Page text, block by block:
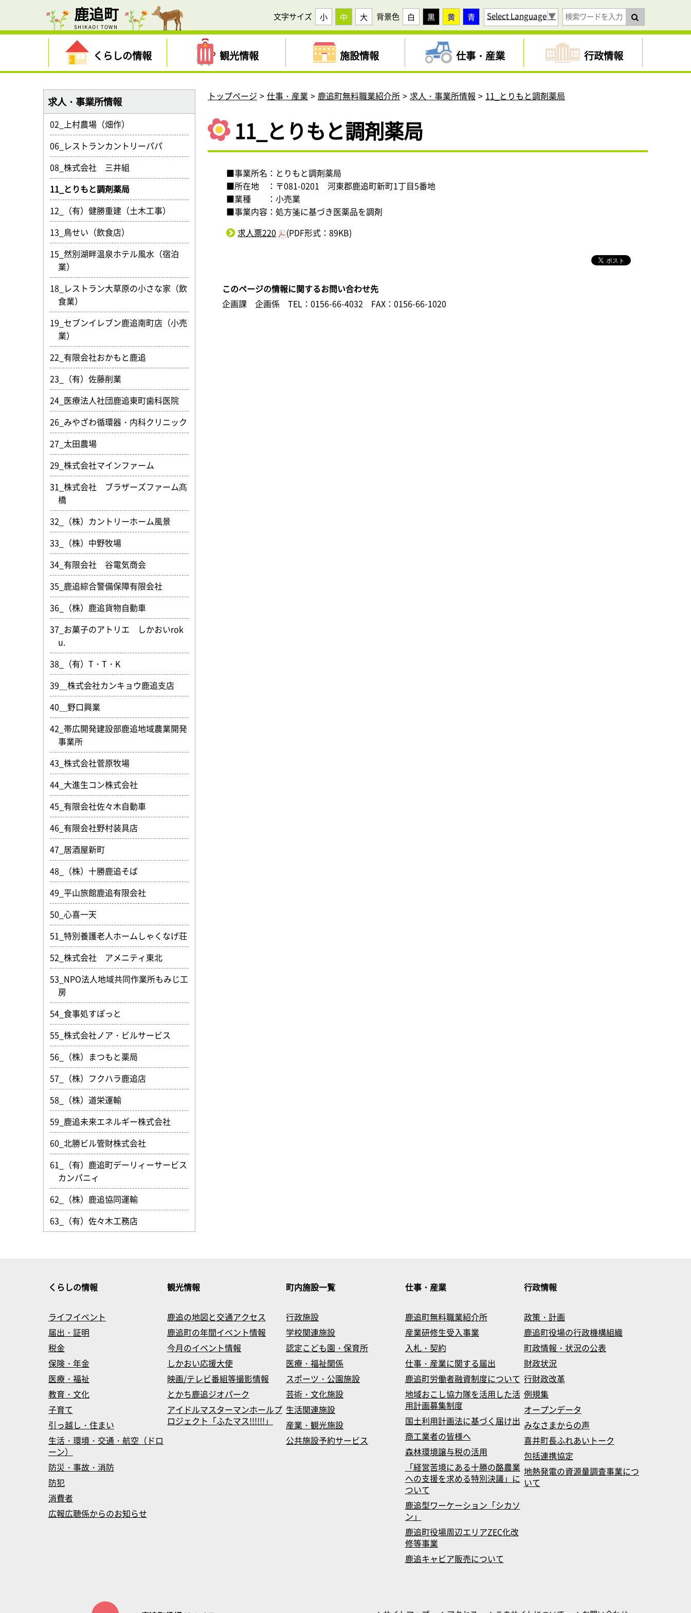
鹿追町
SHIKAOI TOWN
文字サイズ 小 中 大 背景色 白 黒 黄 青 Select Language▼
くらしの情報 観光情報 施設情報 仕事・産業 行政情報
トップページ 仕事・産業 鹿追町無料職業紹介所 求人・事業所情報 11_とりもと調剤薬局
11_とりもと調剤薬局
■事業所名：とりもと調剤薬局
■所在地 ：〒081-0201 河東郡鹿追町新町1丁目5番地
■業種 ：小売業
■事業内容：処方箋に基づき医薬品を調剤
求人票220
(PDF形式：89KB)
このページの情報に関するお問い合わせ先
企画課 企画係
TEL：0156-66-4032 FAX：0156-66-1020
求人・事業所情報
02_上村農場（畑作）
06_レストランカントリーパパ
08_株式会社 三井組
11_とりもと調剤薬局
12_（有）健勝重建（土木工事）
13_鳥せい（飲食店）
15_然別湖畔温泉ホテル風水（宿泊
業）
18_レストラン大草原の小さな家（飲
食業）
19_セブンイレブン鹿追南町店（小売
業）
22_有限会社おかもと鹿追
23_（有）佐藤削業
24_医療法人社団鹿追東町歯科医院
26_みやざわ循環器・内科クリニック
27_太田農場
29_株式会社マインファーム
31_株式会社 ブラザーズファーム髙
橋
32_（株）カントリーホーム風景
33_（株）中野牧場
34_有限会社 谷電気商会
35_鹿追綜合警備保障有限会社
36_（株）鹿追貨物自動車
37_お菓子のアトリエ しかおいrok
u.
38_（有）T・T・K
39＿株式会社カンキョウ鹿追支店
40＿野口興業
42_帯広開発建設部鹿追地域農業開発
事業所
43_株式会社菅原牧場
44_大進生コン株式会社
45_有限会社佐々木自動車
46_有限会社野村装具店
47_居酒屋新町
48_（株）十勝鹿追そば
49_平山旅館鹿追有限会社
50_心喜一天
51_特別養護老人ホームしゃくなげ荘
52_株式会社 アメニティ東北
53_NPO法人地域共同作業所もみじ工
房
54_食事処すぽっと
55_株式会社ノア・ビルサービス
56_（株）まつもと薬局
57_（株）フクハラ鹿追店
58_（株）道栄運輸
59_鹿追未来エネルギー株式会社
60_北勝ビル管財株式会社
61_（有）鹿追町デーリィーサービス
カンパニィ
62_（株）鹿追協同運輸
63_（有）佐々木工務店
くらしの情報
ライフイベント
届出・証明
税金
保険・年金
医療・福祉
教育・文化
子育て
引っ越し・住まい
生活・環境・交通・航空（ドロ
ーン）
防災・事故・消防
防犯
消費者
広報広聴係からのお知らせ
観光情報
鹿追の地図と交通アクセス
鹿追町の年間イベント情報
今月のイベント情報
しかおい応援大使
映画/テレビ番組等撮影情報
とかち鹿追ジオパーク
アイドルマスターマンホールプ
ロジェクト「ふたマス!!!!!!」
町内施設一覧
行政施設
学校関連施設
認定こども園・保育所
医療・福祉関係
スポーツ・公園施設
芸術・文化施設
生活関連施設
産業・観光施設
公共施設予約サービス
仕事・産業
鹿追町無料職業紹介所
産業研修生受入事業
入札・契約
仕事・産業に関する届出
鹿追町労働者融資制度について
地域おこし協力隊を活用した活
用計画募集制度
国土利用計画法に基づく届け出
商工業者の皆様へ
森林環境譲与税の活用
「経営苦境にある十勝の酪農業
への支援を求める特別決議」に
ついて
鹿追型ワーケーション「シカソ
ン」
鹿追町役場周辺エリアZEC化改
修等事業
鹿追キャビア販売について
行政情報
政策・計画
鹿追町役場の行政機構組織
町政情報・状況の公表
財政状況
行財政改革
例規集
オープンデータ
みなさまからの声
喜井町長ふれあいトーク
包括連携協定
地熱発電の資源量調査事業につ
いて